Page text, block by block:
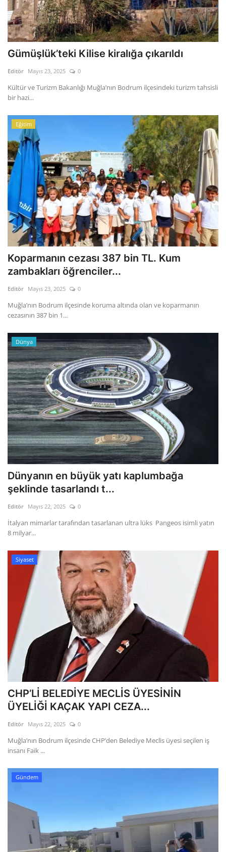
Gümüşlük’teki Kilise kiralığa çıkarıldı
Editör Mayıs 23, 2025 0
Kültür ve Turizm Bakanlığı Muğla’nın Bodrum ilçesindeki turizm tahsisli
bir hazi...
Eğitim
Koparmanın cezası 387 bin TL. Kum
zambakları öğrenciler...
Editör Mayıs 23, 2025 0
Muğla’nın Bodrum ilçesinde koruma altında olan ve koparmanın
cezasının 387 bin 1...
Dünya
Dünyanın en büyük yatı kaplumbağa
şeklinde tasarlandı t...
Editör Mayıs 22, 2025 0
İtalyan mimarlar tarafından tasarlanan ultra lüks Pangeos isimli yatın
8 milyar...
Siyaset
CHP’Lİ BELEDİYE MECLİS ÜYESİNİN
ÜYELİĞİ KAÇAK YAPI CEZA...
Editör Mayıs 22, 2025 0
Muğla’nın Bodrum ilçesinde CHP’den Belediye Meclis üyesi seçilen iş
insanı Faik ...
Gündem